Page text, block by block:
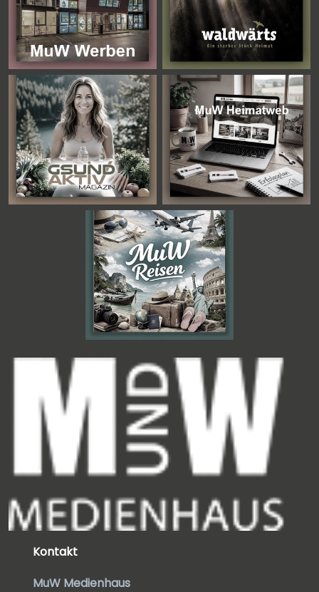
Kontakt
MuW Medienhaus